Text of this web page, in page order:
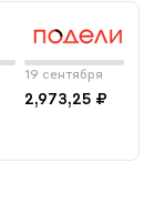
19 сентября
2,973,25 ₽